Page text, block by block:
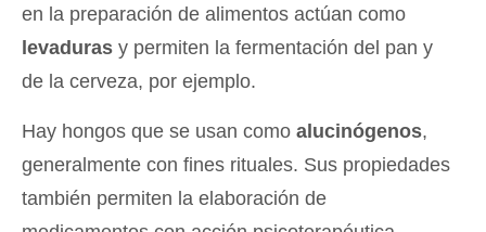
en la preparación de alimentos actúan como
levaduras y permiten la fermentación del pan y
de la cerveza, por ejemplo.
Hay hongos que se usan como alucinógenos,
generalmente con fines rituales. Sus propiedades
también permiten la elaboración de